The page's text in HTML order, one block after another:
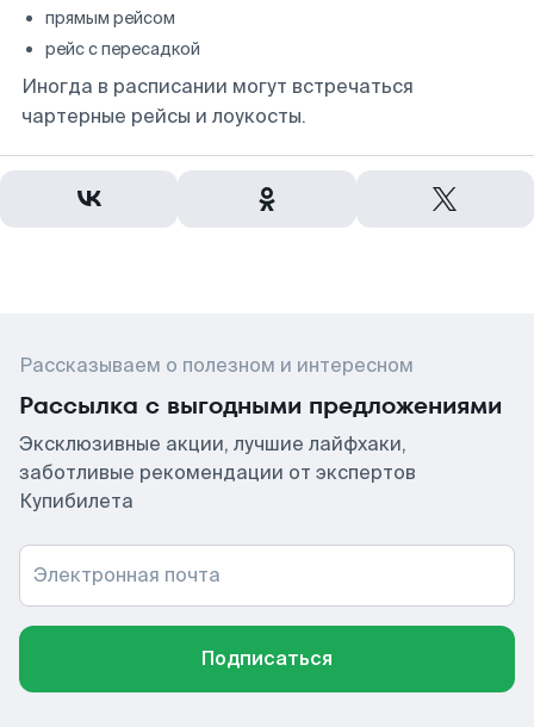
прямым рейсом
рейс с пересадкой
Иногда в расписании могут встречаться
чартерные рейсы и лоукосты.
Рассказываем о полезном и интересном
Рассылка с выгодными предложениями
Эксклюзивные акции, лучшие лайфхаки,
заботливые рекомендации от экспертов
Купибилета
Электронная почта
Подписаться